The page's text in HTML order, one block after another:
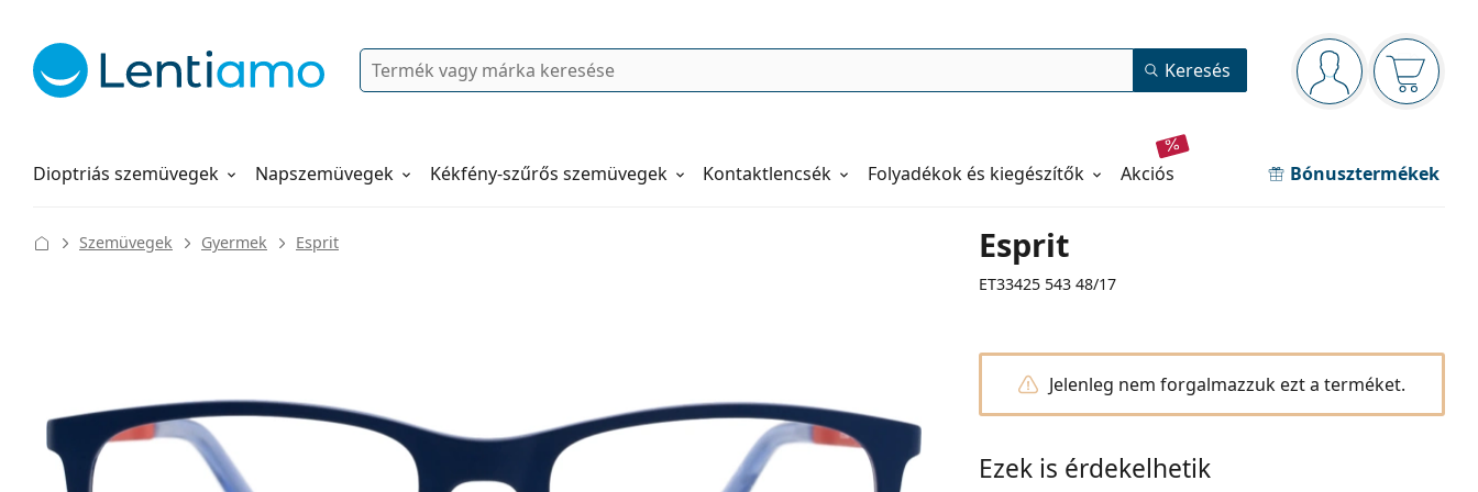
Navigációs panel
Bejelentkezve
Kosara
Keresés Keresés
Kontaktlencsék
Folyadékok
Dioptriás szemüvegek Napszemüvegek Kékfény-szűrős szemüvegek Folyadékok és kiegészítők akciós Bónusztermékek
Hogyan rendeljen
Esprit
ET33425 543 48/17
Szemüvegek Gyermek Esprit
Jelenleg nem forgalmazzuk ezt a terméket.
Ezek is érdekelhetik